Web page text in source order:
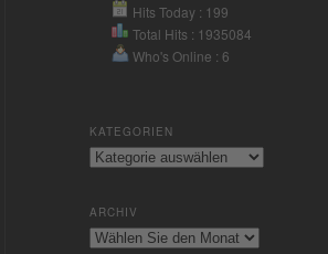
anzusehen.
Mehr
Akzeptieren
powered by
Management
Hits Today : 199
Total Hits : 1935084
Who's Online : 6
KATEGORIEN
Kategorien
ARCHIV
Archiv